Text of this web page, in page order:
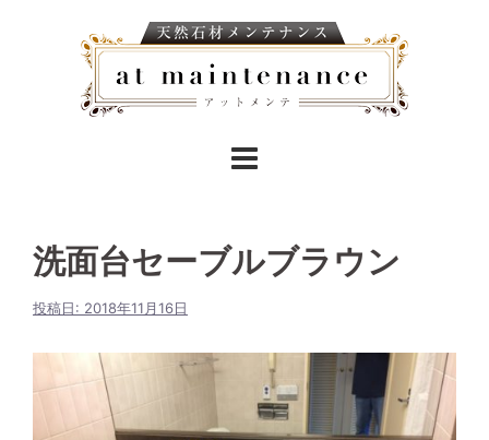
洗面台セーブルブラウン
投稿日: 2018年11月16日